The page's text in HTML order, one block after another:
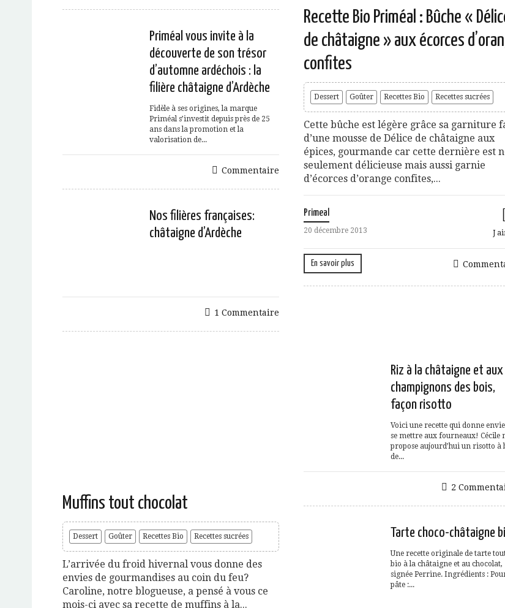
Priméal vous invite à la
découverte de son trésor
d’automne ardéchois : la
filière châtaigne d’Ardèche
Fidèle à ses origines, la marque
Priméal s’investit depuis près de 25
ans dans la promotion et la
valorisation de...
Commentaire
Nos filières françaises:
châtaigne d’Ardèche
1 Commentaire
Recette Bio Priméal : Bûche «
de châtaigne » aux écorces
confites
Dessert Goûter Recettes Bio Recettes sucrées
Cette bûche est légère grâce sa garniture
d’une mousse de Délice de châtaigne aux
épices, gourmande car cette dernière est
seulement délicieuse mais aussi garnie
d’écorces d’orange confites,...
Primeal
20 décembre 2013 J
En savoir plus
Muffins tout chocolat
Dessert Goûter Recettes Bio Recettes sucrées
L’arrivée du froid hivernal vous donne des
envies de gourmandises au coin du feu?
Caroline, notre blogueuse, a pensé à vous ce
mois-ci avec sa recette de muffins à la...
Riz à la châtaigne et aux
champignons des bois,
façon risotto
Voici une recette qui donne
se mettre aux fourneaux! Cécile
propose aujourd’hui un risotto à
de...
2
Tarte choco-châtaigne
Une recette originale de tarte
bio à la châtaigne et au chocolat,
signée Perrine. Ingrédients :
pâte :...